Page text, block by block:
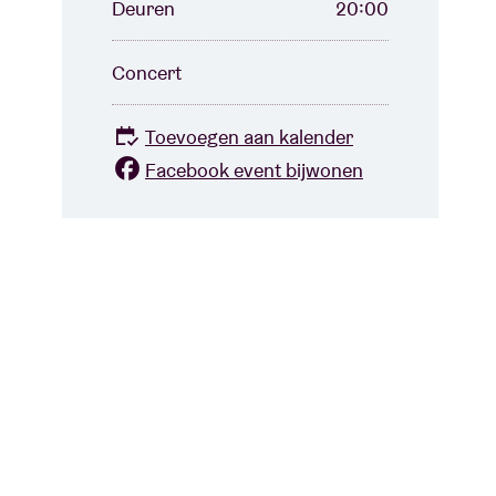
Deuren
20:00
Concert
Toevoegen aan kalender
Facebook event bijwonen